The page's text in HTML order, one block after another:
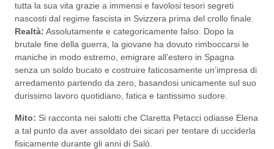
tutta la sua vita grazie a immensi e favolosi tesori segreti
nascosti dal regime fascista in Svizzera prima del crollo finale.
Realtà: Assolutamente e categoricamente falso. Dopo la
brutale fine della guerra, la giovane ha dovuto rimboccarsi le
maniche in modo estremo, emigrare all’estero in Spagna
senza un soldo bucato e costruire faticosamente un’impresa di
arredamento partendo da zero, basandosi unicamente sul suo
durissimo lavoro quotidiano, fatica e tantissimo sudore.
Mito: Si racconta nei salotti che Claretta Petacci odiasse Elena
a tal punto da aver assoldato dei sicari per tentare di ucciderla
fisicamente durante gli anni di Salò.